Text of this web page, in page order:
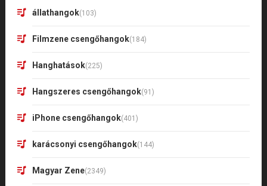
állathangok(103)
Filmzene csengőhangok(184)
Hanghatások(225)
Hangszeres csengőhangok(91)
iPhone csengőhangok(401)
karácsonyi csengőhangok(144)
Magyar Zene(2349)